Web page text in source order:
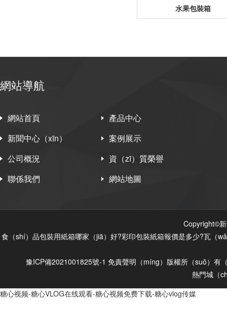
水果包裝箱
網站導航
網站首頁
產品中心
新聞中心（xīn）
案例展示
公司概況
資（zī）質榮譽
聯係我們
網站地圖
Copyright©
食（shí）品包裝用紙箱哪家（jiā）好?彩印包裝紙箱報價是多少?瓦（
豫ICP備2021001825號-1 免責聲明（míng） 版權所（suǒ）有
熱門城（
糖心视频-糖心VLOG在线观看-糖心视频免费下载-糖心vlog传媒